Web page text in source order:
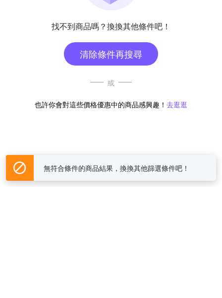
找不到商品嗎？換換其他條件吧！
清除條件再搜尋
或
也許你會對這些價格優惠中的商品感興趣！ 去逛逛
無符合條件的商品結果，換換其他篩選條件吧！